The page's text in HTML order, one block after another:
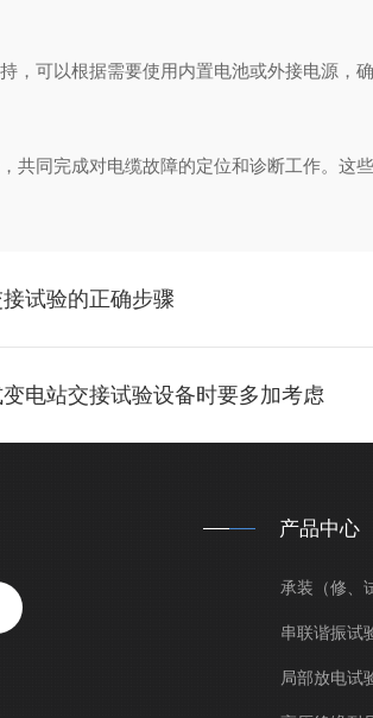
可以根据需要使用内置电池或外接电源，确
同完成对电缆故障的定位和诊断工作。这
试验的正确步骤
电站交接试验设备时要多加考虑
产品中心
承装（修、
串联谐振试
局部放电试